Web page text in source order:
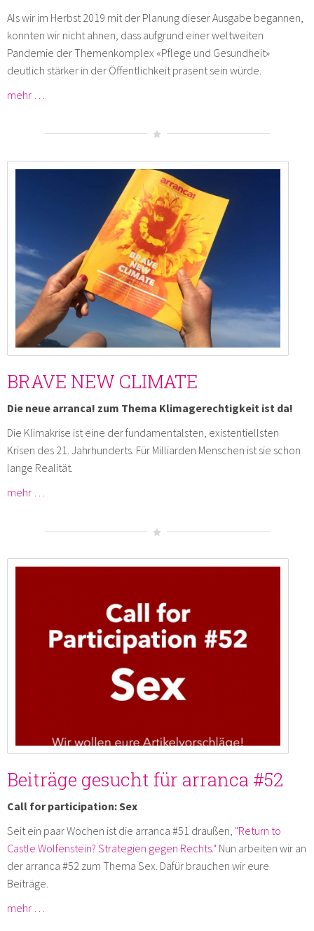
Als wir im Herbst 2019 mit der Planung dieser Ausgabe begannen,
konnten wir nicht ahnen, dass aufgrund einer weltweiten
Pandemie der Themenkomplex «Pflege und Gesundheit»
deutlich stärker in der Öffentlichkeit präsent sein würde.
mehr …
BRAVE NEW CLIMATE
Die neue arranca! zum Thema Klimagerechtigkeit ist da!
Die Klimakrise ist eine der fundamentalsten, existentiellsten
Krisen des 21. Jahrhunderts. Für Milliarden Menschen ist sie schon
lange Realität.
mehr …
Beiträge gesucht für arranca #52
Call for participation: Sex
Seit ein paar Wochen ist die arranca #51 draußen, "Return to
Castle Wolfenstein? Strategien gegen Rechts." Nun arbeiten wir an
der arranca #52 zum Thema Sex. Dafür brauchen wir eure
Beiträge.
mehr …